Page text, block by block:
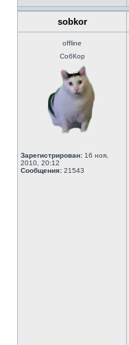
sobkor
offline
СобКор
Зарегистрирован: 16 ноя,
2010, 20:12
Сообщения: 21543